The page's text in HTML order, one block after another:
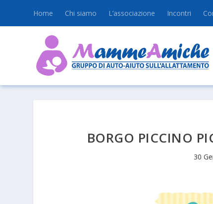
Home Chi siamo L’associazione Incontri
BORGO PICCINO
30